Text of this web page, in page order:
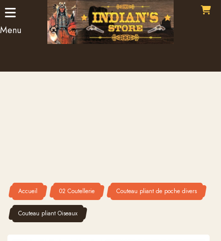
Menu
Accueil 02 Coutellerie Couteau pliant de poche divers
Couteau pliant Oiseaux
Panneau de gestion des cookies